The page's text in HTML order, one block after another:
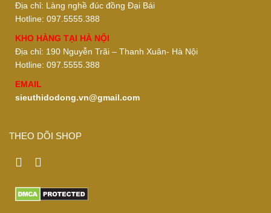
Địa chỉ: Làng nghề đúc đồng Đại Bái
Hotline: 097.5555.388
KHO HÀNG TẠI HÀ NỘI
Địa chỉ: 190 Nguyễn Trãi – Thanh Xuân- Hà Nội
Hotline: 097.5555.388
EMAIL
sieuthidodong.vn@gmail.com
THEO DÕI SHOP